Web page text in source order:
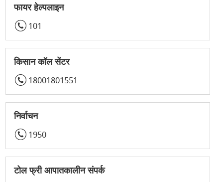
फायर हेल्पलाइन
101
किसान कॉल सेंटर
18001801551
निर्वाचन
1950
टोल फ्री आपातकालीन संपर्क